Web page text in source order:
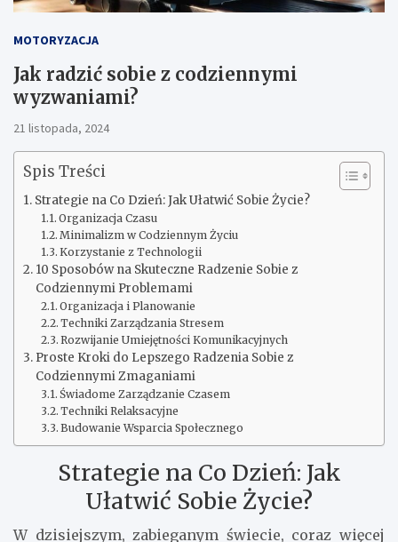
MOTORYZACJA
Jak radzić sobie z codziennymi
wyzwaniami?
21 listopada, 2024
Spis Treści
Strategie na Co Dzień: Jak Ułatwić Sobie Życie?
Organizacja Czasu
Minimalizm w Codziennym Życiu
Korzystanie z Technologii
10 Sposobów na Skuteczne Radzenie Sobie z
Codziennymi Problemami
Organizacja i Planowanie
Techniki Zarządzania Stresem
Rozwijanie Umiejętności Komunikacyjnych
Proste Kroki do Lepszego Radzenia Sobie z
Codziennymi Zmaganiami
Świadome Zarządzanie Czasem
Techniki Relaksacyjne
Budowanie Wsparcia Społecznego
Strategie na Co Dzień: Jak
Ułatwić Sobie Życie?
W dzisiejszym, zabieganym świecie, coraz więcej